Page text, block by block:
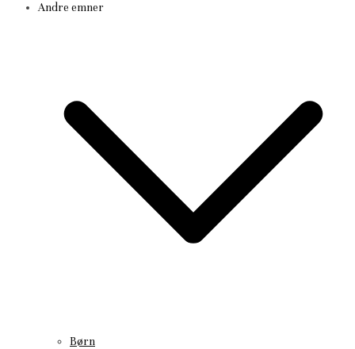
Andre emner
Børn